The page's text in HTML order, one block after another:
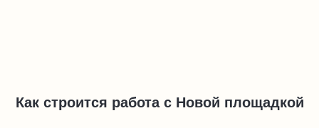
Как строится работа с Новой площадкой